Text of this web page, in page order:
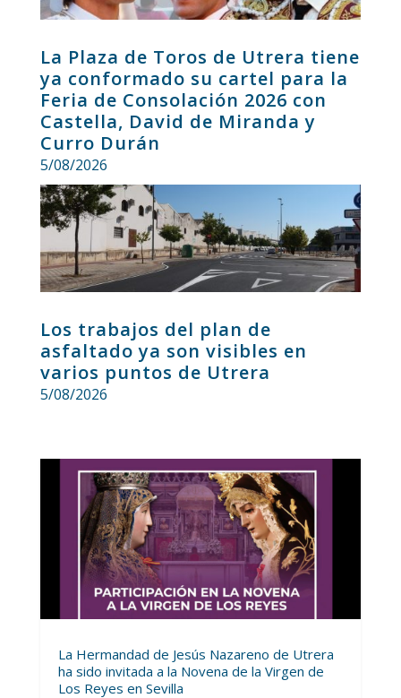
La Plaza de Toros de Utrera tiene
ya conformado su cartel para la
Feria de Consolación 2026 con
Castella, David de Miranda y
Curro Durán
5/08/2026
Los trabajos del plan de
asfaltado ya son visibles en
varios puntos de Utrera
5/08/2026
La Hermandad de Jesús Nazareno de Utrera
ha sido invitada a la Novena de la Virgen de
Los Reyes en Sevilla